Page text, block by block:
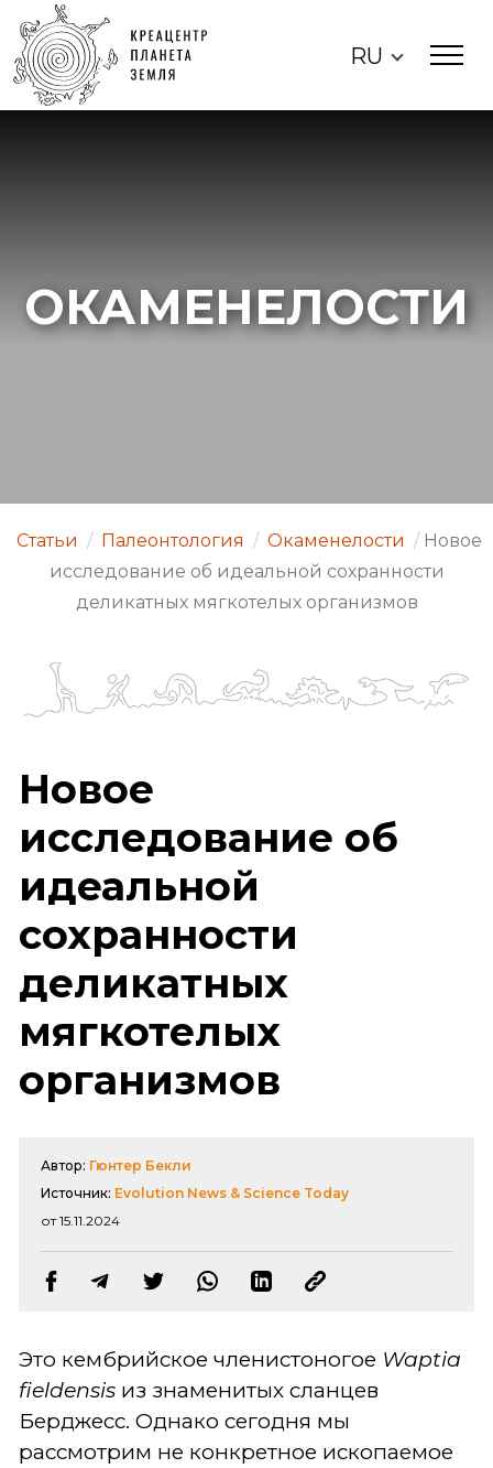
RU
ОКАМЕНЕЛОСТИ
Статьи / Палеонтология / Окаменелости / Новое
исследование об идеальной сохранности
деликатных мягкотелых организмов
Новое
исследование об
идеальной
сохранности
деликатных
мягкотелых
организмов
Автор: Гюнтер Бекли
Источник: Evolution News & Science Today
от 15.11.2024
Это кембрийское членистоногое Waptia
fieldensis из знаменитых сланцев
Берджесс. Однако сегодня мы
рассмотрим не конкретное ископаемое